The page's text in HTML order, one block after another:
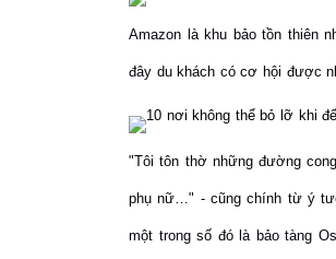
Amazon là khu bảo tồn thiên
đây du khách có cơ hội được
"Tôi tôn thờ những đường
phụ nữ…" - cũng chính từ ý
một trong số đó là bảo tàng